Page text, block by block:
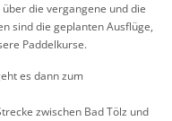
die vergangene und die
sind die geplanten Ausflüge,
Paddelkurse.
es dann zum
zwischen Bad Tölz und